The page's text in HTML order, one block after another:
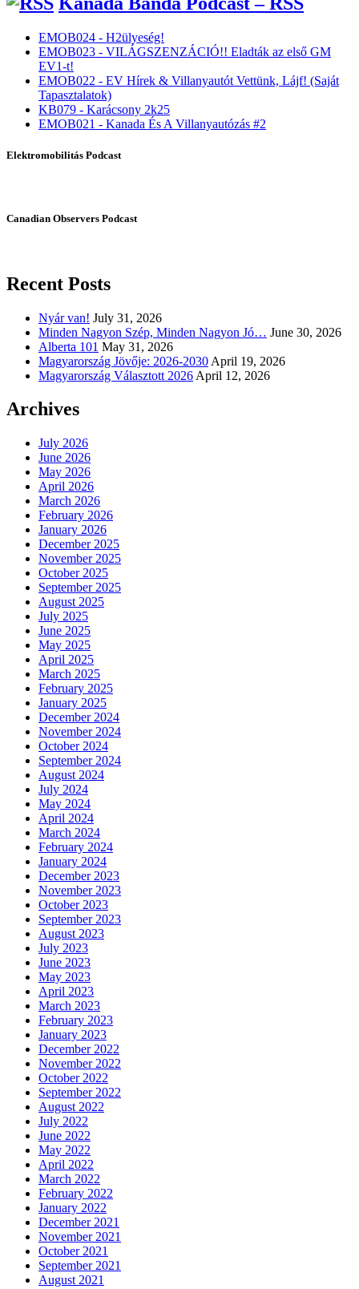
EMOB024 - H2ülyeség!
EMOB023 - VILÁGSZENZÁCIÓ!! Eladták az első GM
EV1-t!
EMOB022 - EV Hírek & Villanyautót Vettünk, Lájf! (Saját
Tapasztalatok)
KB079 - Karácsony 2k25
EMOB021 - Kanada És A Villanyautózás #2
Elektromobilitás Podcast
Canadian Observers Podcast
Recent Posts
Nyár van! July 31, 2026
Minden Nagyon Szép, Minden Nagyon Jó… June 30, 2026
Alberta 101 May 31, 2026
Magyarország Jövője: 2026-2030 April 19, 2026
Magyarország Választott 2026 April 12, 2026
Archives
July 2026
June 2026
May 2026
April 2026
March 2026
February 2026
January 2026
December 2025
November 2025
October 2025
September 2025
August 2025
July 2025
June 2025
May 2025
April 2025
March 2025
February 2025
January 2025
December 2024
November 2024
October 2024
September 2024
August 2024
July 2024
May 2024
April 2024
March 2024
February 2024
January 2024
December 2023
November 2023
October 2023
September 2023
August 2023
July 2023
June 2023
May 2023
April 2023
March 2023
February 2023
January 2023
December 2022
November 2022
October 2022
September 2022
August 2022
July 2022
June 2022
May 2022
April 2022
March 2022
February 2022
January 2022
December 2021
November 2021
October 2021
September 2021
August 2021